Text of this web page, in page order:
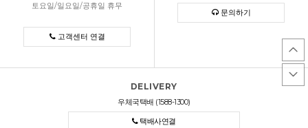
토요일/일요일/공휴일 휴무
고객센터 연결
문의하기
DELIVERY
우체국택배 (1588-1300)
택배사연결